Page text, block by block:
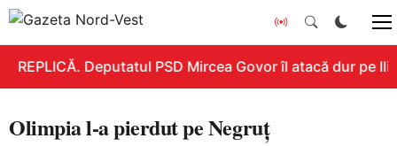
REPLICĂ. Deputatul PSD Mircea Govor îl atacă dur pe
Olimpia l-a pierdut pe Negruț